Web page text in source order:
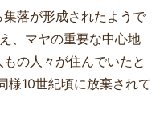
落が形成されたようで
、マヤの重要な中心地
の人々が住んでいたと
様10世紀頃に放棄されて